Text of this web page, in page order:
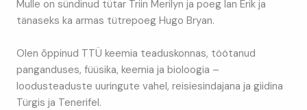
Mulle on sündinud tütar Triin Merilyn ja poeg Ian Erik ja
tänaseks ka armas tütrepoeg Hugo Bryan.
Olen õppinud TTÜ keemia teaduskonnas, töötanud
panganduses, füüsika, keemia ja bioloogia –
loodusteaduste uuringute vahel, reisiesindajana ja giidina
Türgis ja Tenerifel.